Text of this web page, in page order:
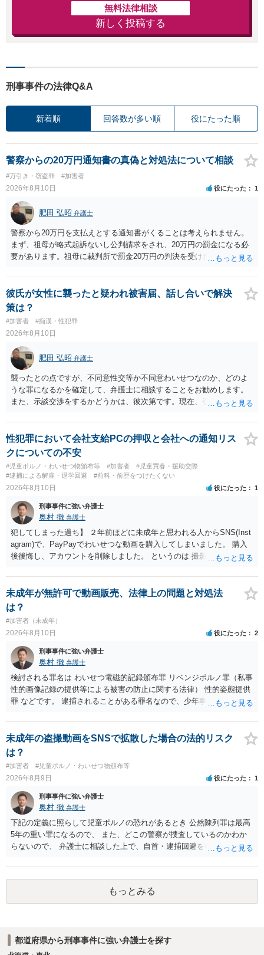
無料法律相談
新しく投稿する
刑事事件の法律Q&A
新着順 回答数が多い順 役にたった順
警察からの20万円通知書の真偽と対処法について相談
#万引き・窃盗罪 #加害者
2026年8月10日 役にたった 1
肥田 弘昭 弁護士
警察から20万円を支払えとする通知書がくることは考えられません。
まず、祖母が略式起訴ないし公判請求をされ、20万円の罰金になる必
要があります。祖母に裁判所で罰金20万円の判決を受けたかを確認し
「検察庁」です。まずは振込はせずに、かかれている警察署にホーム
ページなどを別途調べて連絡することをお勧めします。ご参考にして
ください。
彼氏が女性に襲ったと疑われ被害届、話し合いで解決
策は？
#加害者 #痴漢・性犯罪
2026年8月10日
肥田 弘昭 弁護士
襲ったとの点ですが、不同意性交等か不同意わいせつなのか、どのよ
うな罪になるかを確定して、弁護士に相談することをお勧めします。
また、示談交渉をするかどうかは、彼次第です。現在、否認している
を前提に捜査機関に対する弁護活動を弁護人を選任してすべきかと思
います。ご参考にしてください。
性犯罪において会社支給PCの押収と会社への通知リス
クについての不安
#児童ポルノ・わいせつ物頒布等 #加害者
#児童買春・援助交際
#逮捕による解雇・退学回避
#前科・前歴をつけたくない
2026年8月10日 役にたった 1
刑事事件に強い弁護士
奥村 徹 弁護士
犯してしまった過ち】 ２年前ほどに未成年と思われる人からSNS(Inst
agram)で、PayPayでわいせつな動画を購入してしまいました。 購入
後後悔し、アカウントを削除しました。 というのは 撮影済みなら児童
罪・性的姿態撮影罪 16歳未満だと、不同意わいせつ罪（176条3項）
等が検討されます。 罪名によって、会社PCの押収の可能性も変わって
くるでしょう。 一般論としては、 所持罪だけであれば、 弁護士に相
談した上で、実際に使った端末を持って、警察相談に出向いておけば
会社PCまでは押収されないと思います。 不同意わいせつ罪（176条3
項）になると、 自首したとしても、自宅等の捜索差押等が行われる可
能性があります
未成年が無許可で動画販売、法律上の問題と対処法
は？
#加害者（未成年）
2026年8月10日 役にたった 2
刑事事件に強い弁護士
奥村 徹 弁護士
検討される罪名は わいせつ電磁的記録頒布罪 リベンジポルノ罪（私事
性的画像記録の提供等による被害の防止に関する法律） 性的姿態提供
罪 などです。 逮捕されることがある罪名なので、少年事件を扱う弁護
未成年の盗撮動画をSNSで拡散した場合の法的リスク
は？
#加害者 #児童ポルノ・わいせつ物頒布等
2026年8月9日 役にたった 1
刑事事件に強い弁護士
奥村 徹 弁護士
下記の定義に照らして児童ポルノの恐れがあるとき 公然陳列罪は最高
5年の重い罪になるので、 また、どこの警察が捜査しているのかわか
らないので、 弁護士に相談した上で、自首・逮捕回避を検討して下さ
童の性的な部位（性器等若しくはその周辺部、臀でん部又は胸部をい
う。）が露出され又は強調されているものであり、かつ、性欲を興奮
もっとみる
都道府県から刑事事件に強い弁護士を探す